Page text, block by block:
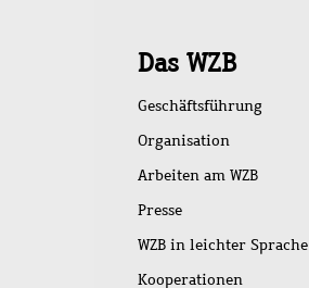
Schnellzugriff
Das WZB
Geschäftsführung
Organisation
Arbeiten am WZB
Presse
WZB in leichter Sprache
Kooperationen